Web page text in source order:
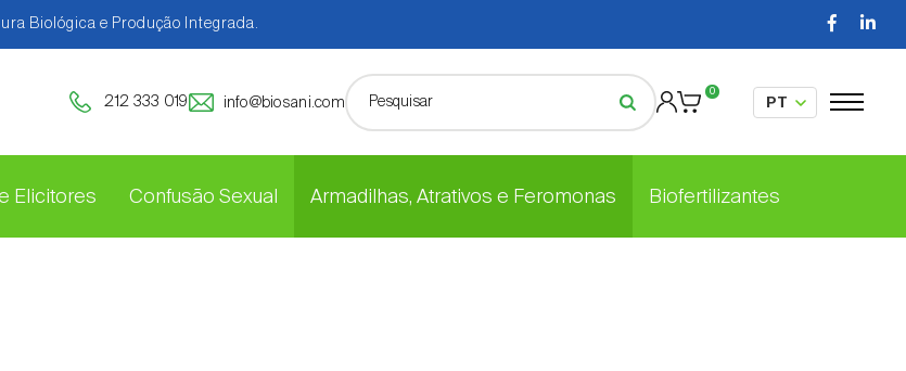
Biológica e Produção Integrada.
212 333 019 info@biosani.com
0
Elicitores Confusão Sexual Armadilhas, Atrativos e Feromonas Biofertilizantes